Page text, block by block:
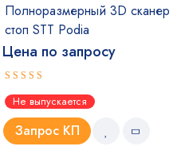
Полноразмерный 3D сканер
стоп STT Podia
Цена по запросу
Оценка
4.67из 5
Не выпускается
Запрос КП